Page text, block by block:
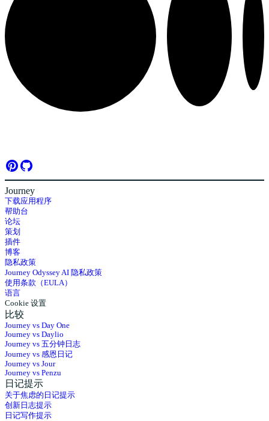
Journey
下载应用程序
帮助台
论坛
策划
插件
博客
隐私政策
Journey Odyssey AI 隐私政策
使用条款（EULA）
语言
Cookie 设置
比较
Journey vs Day One
Journey vs Daylio
Journey vs 五分钟日志
Journey vs 感恩日记
Journey vs Jour
Journey vs Penzu
日记提示
关于焦虑的日记提示
创新日志提示
日记写作提示